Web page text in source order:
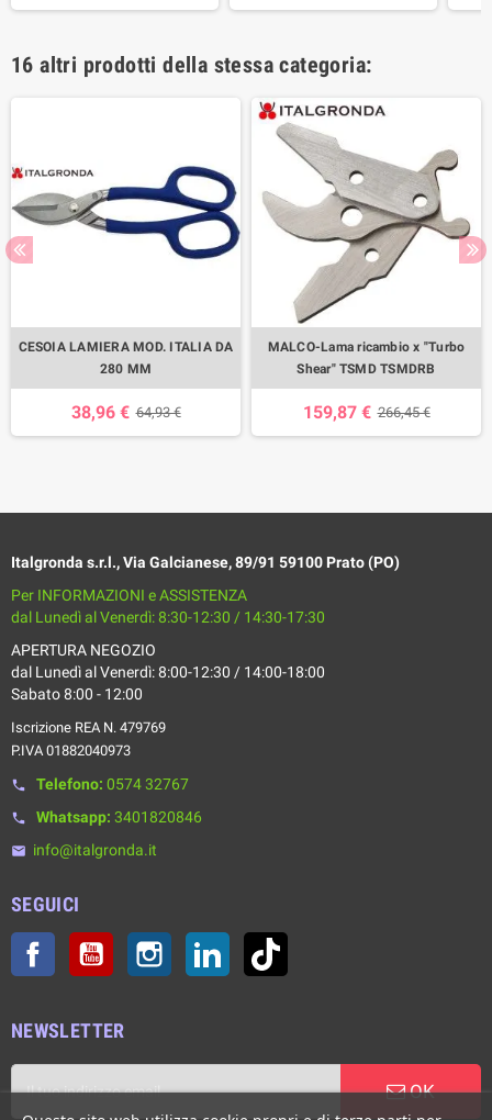
16 altri prodotti della stessa categoria:
CESOIA LAMIERA MOD. ITALIA DA
280 MM
38,96 € 64,93 €
MALCO-Lama ricambio x "Turbo
Shear" TSMD TSMDRB
159,87 € 266,45 €
Italgronda s.r.l., Via Galcianese, 89/91 59100 Prato (PO)
Per INFORMAZIONI e ASSISTENZA
dal Lunedì al Venerdì: 8:30-12:30 / 14:30-17:30
APERTURA NEGOZIO
dal Lunedì al Venerdì: 8:00-12:30 / 14:00-18:00
Sabato 8:00 - 12:00
Iscrizione REA N. 479769
P.IVA 01882040973
phone Telefono: 0574 32767
phone Whatsapp: 3401820846
email info@italgronda.it
SEGUICI
Facebook YouTube Instagram LinkedIn
NEWSLETTER
OK